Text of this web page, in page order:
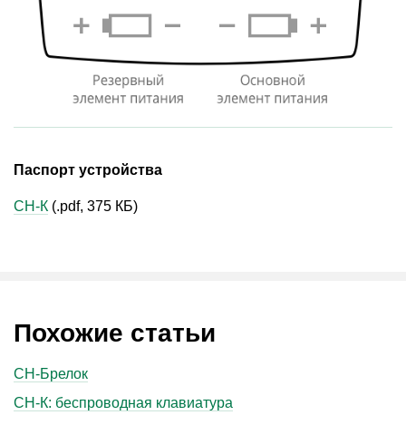
Паспорт устройства
СН-К (.pdf, 375 КБ)
Похожие статьи
СН-Брелок
СН-К: беспроводная клавиатура